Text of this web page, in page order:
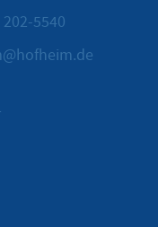
5540